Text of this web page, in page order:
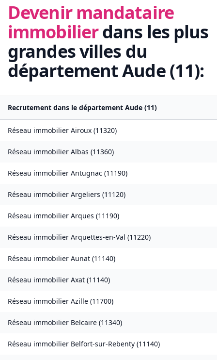
Devenir mandataire
immobilierdans les plus
grandes villes du
départementAude(11):
Recrutement dans le département Aude (11)
Réseau immobilier Airoux (11320)
Réseau immobilier Albas (11360)
Réseau immobilier Antugnac (11190)
Réseau immobilier Argeliers (11120)
Réseau immobilier Arques (11190)
Réseau immobilier Arquettes-en-Val (11220)
Réseau immobilier Aunat (11140)
Réseau immobilier Axat (11140)
Réseau immobilier Azille (11700)
Réseau immobilier Belcaire (11340)
Réseau immobilier Belfort-sur-Rebenty (11140)